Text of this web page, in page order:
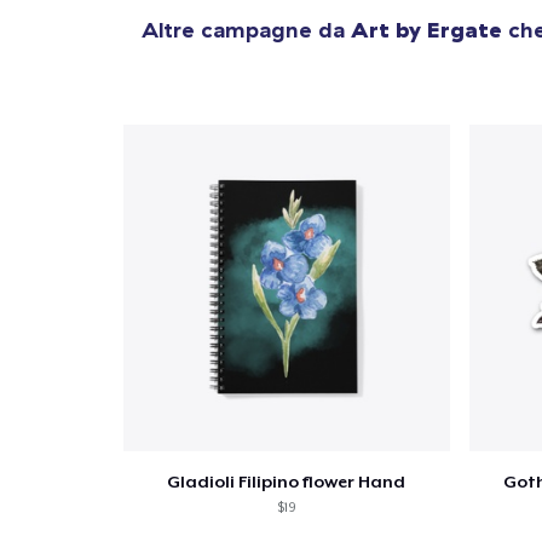
Altre campagne da Art by Ergate
Gladioli Filipino flower Hand
$19